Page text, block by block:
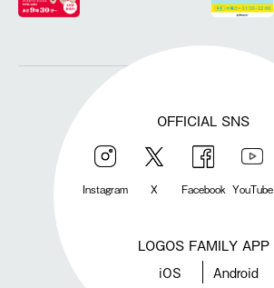
OFFICIAL SNS
Instagram X Facebook YouTube
LOGOS FAMILY APP
iOS Android